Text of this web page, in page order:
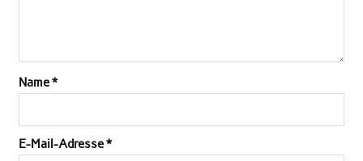
Name*
E-Mail-Adresse*